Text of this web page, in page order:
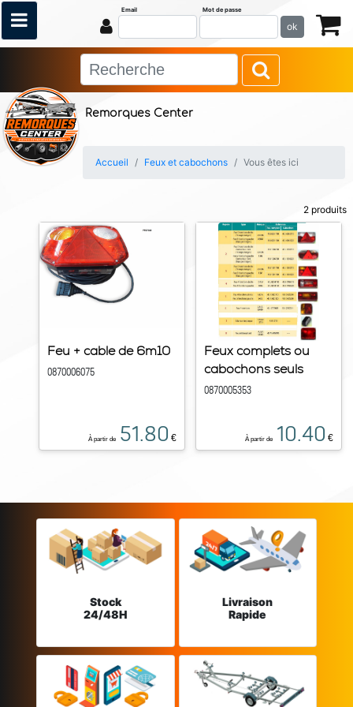
Remorques Center
Email Mot de passe
ok
Accueil Feux et cabochons Vous êtes ici
2 produits
Feu + cable de 6m10
0870006075
À partir de 51.80 €
Feux complets ou
cabochons seuls
0870005353
À partir de 10.40 €
Stock
24/48H
Livraison
Rapide